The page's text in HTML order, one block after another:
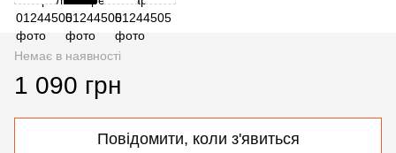
Немає в наявності
1 090 грн
Повідомити, коли з'явиться